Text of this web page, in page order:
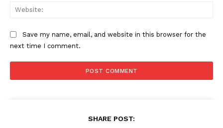
Save my name, email, and website in this browser for the
next time I comment.
SHARE POST: